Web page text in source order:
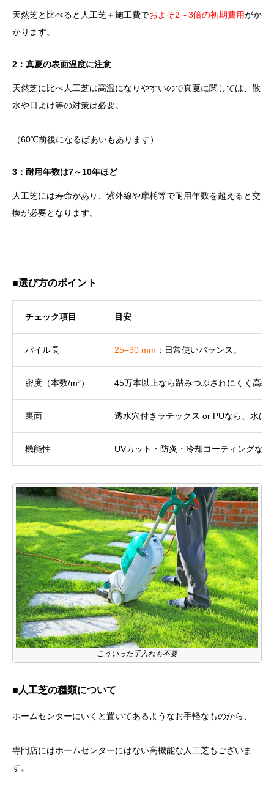
天然芝と比べると人工芝＋施工費でおよそ2～3倍の初期費用がか
かります。
2：真夏の表面温度に注意
天然芝に比べ人工芝は高温になりやすいので真夏に関しては、散
水や日よけ等の対策は必要。
（60℃前後になるばあいもあります）
3：耐用年数は7～10年ほど
人工芝には寿命があり、紫外線や摩耗等で耐用年数を超えると交
換が必要となります。
■選び方のポイント
チェック項目 目安
パイル長 25–30 mm ：日常使いバランス。
密度（本数/m²） 45万本以上なら踏みつぶされにくく高級
裏面 透水穴付きラテックス or PUなら、水は
機能性 UVカット・防炎・冷却コーティングな
こういった手入れも不要
■人工芝の種類について
ホームセンターにいくと置いてあるようなお手軽なものから、
専門店にはホームセンターにはない高機能な人工芝もございま
す。